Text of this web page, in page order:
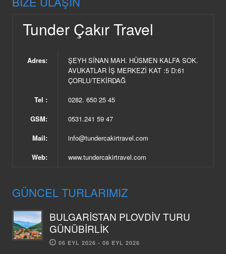
Tunder Çakır Travel
Adres:
ŞEYH SİNAN MAH. HÜSMEN KALFA SOK.
AVUKATLAR İŞ MERKEZİ KAT :5 D:61
ÇORLU/TEKİRDAĞ
Tel :
0282. 650 25 45
GSM:
0531.241 59 47
Mail:
info@tundercakirtravel.com
Web:
www.tundercakirtravel.com
GÜNCEL TURLARIMIZ
BULGARİSTAN PLOVDİV TURU
GÜNÜBİRLİK
06 EYL 2026 - 06 EYL 2026